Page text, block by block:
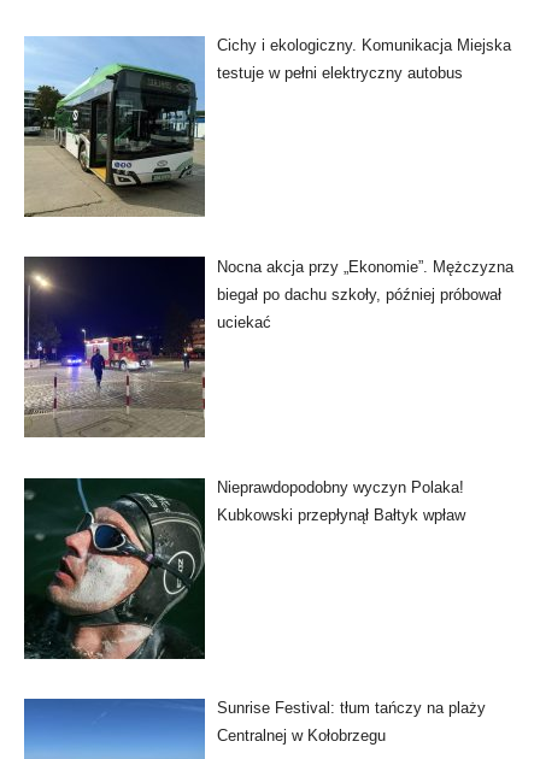
Cichy i ekologiczny. Komunikacja Miejska
testuje w pełni elektryczny autobus
Nocna akcja przy „Ekonomie”. Mężczyzna
biegał po dachu szkoły, później próbował
uciekać
Nieprawdopodobny wyczyn Polaka!
Kubkowski przepłynął Bałtyk wpław
Sunrise Festival: tłum tańczy na plaży
Centralnej w Kołobrzegu